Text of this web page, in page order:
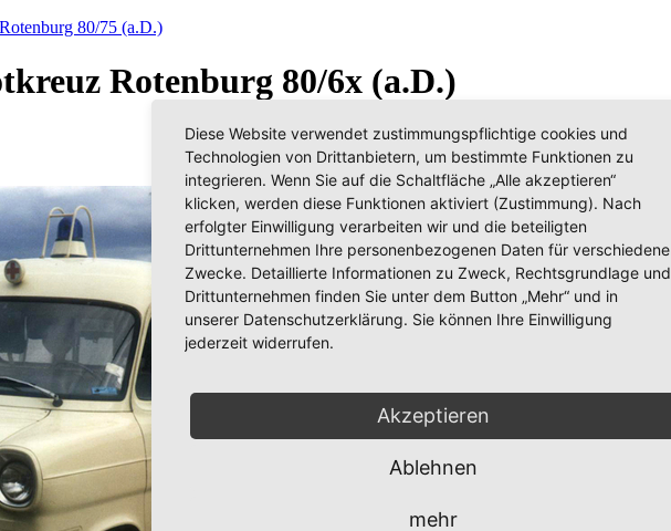
80/75 (a.D.)
Rotenburg 80/6x (a.D.)
Diese Website verwendet zustimmungspflichtige cookies und
Technologien von Drittanbietern, um bestimmte Funktionen zu
integrieren. Wenn Sie auf die Schaltfläche „Alle akzeptieren“
klicken, werden diese Funktionen aktiviert (Zustimmung). Nach
erfolgter Einwilligung verarbeiten wir und die beteiligten
Drittunternehmen Ihre personenbezogenen Daten für verschiedene
Zwecke. Detaillierte Informationen zu Zweck, Rechtsgrundlage und
Drittunternehmen finden Sie unter dem Button „Mehr“ und in
unserer Datenschutzerklärung. Sie können Ihre Einwilligung
jederzeit widerrufen.
Akzeptieren
Ablehnen
mehr